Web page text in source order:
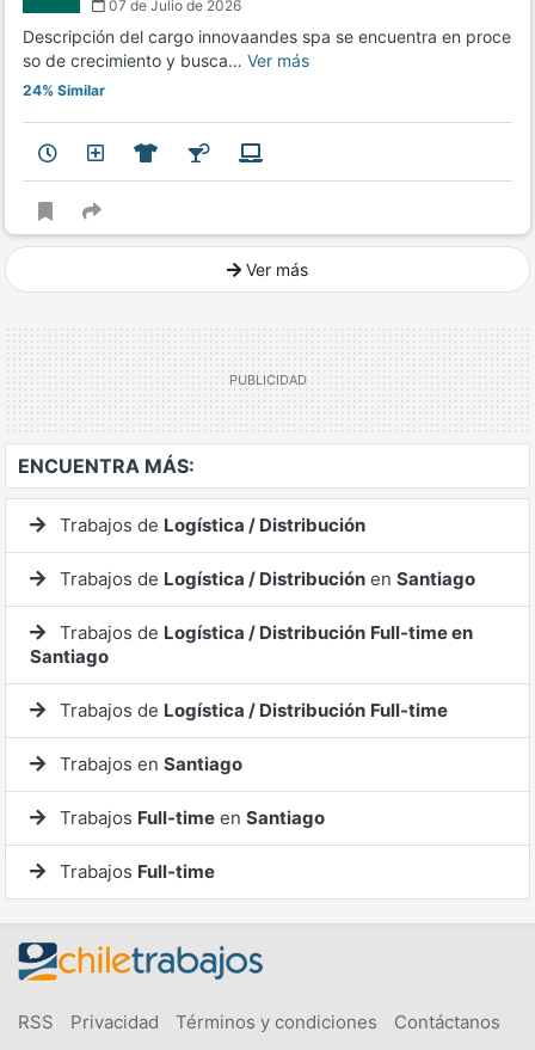
07 de Julio de 2026
Descripción del cargo innovaandes spa se encuentra en proce
so de crecimiento y busca… Ver más
24% Similar
Ver más
ENCUENTRA MÁS:
Trabajos de Logística / Distribución
Trabajos de Logística / Distribución en Santiago
Trabajos de Logística / Distribución Full-time en
Santiago
Trabajos de Logística / Distribución Full-time
Trabajos en Santiago
Trabajos Full-time en Santiago
Trabajos Full-time
RSS Privacidad Términos y condiciones
Contáctanos